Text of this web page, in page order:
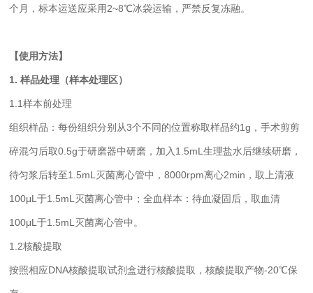
个月，标本运送应采用2~8℃冰袋运输，严禁反复冻融。
【使用方法】
1. 样品处理（样本处理区）
1.1样本前处理
组织样品：每份组织分别从3个不同的位置称取样品约1g，手术剪剪
碎混匀后取0.5g于研磨器中研磨，加入1.5mL生理盐水后继续研磨，
待匀浆后转至1.5mL灭菌离心管中，8000rpm离心2min，取上清液
100μL于1.5mL灭菌离心管中；全血样本：待血凝固后，取血清
100μL于1.5mL灭菌离心管中。
1.2核酸提取
按照相应DNA核酸提取试剂盒进行核酸提取，核酸提取产物-20℃保